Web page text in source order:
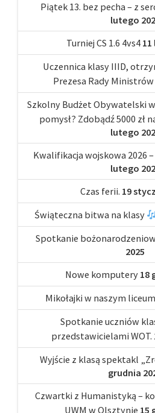
Piątek 13. bez pecha – z
lutego
Turniej CS 1.6 4vs4
Uczennica klasy IIID,
Prezesa Rady Ministrów
Szkolny Budżet Obywatelski w
pomysł? Zdobądź 5000 zł
lutego
Kwalifikacja wojskowa 2026
lutego
Czas ferii. 19
Świąteczna bitwa na klasy
Spotkanie
2025
Nowe komputery 18
Mikołajki w naszym
Spotkanie uczniów
przedstawicielami WOT.
Wyjście z klasą spektakl
grudnia
Czwartki z Humanistyką –
UWM w Olsztynie 15